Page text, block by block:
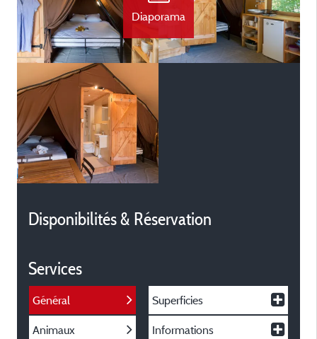
Diaporama
Disponibilités & Réservation
Services
Général
Animaux
Superficies
Informations